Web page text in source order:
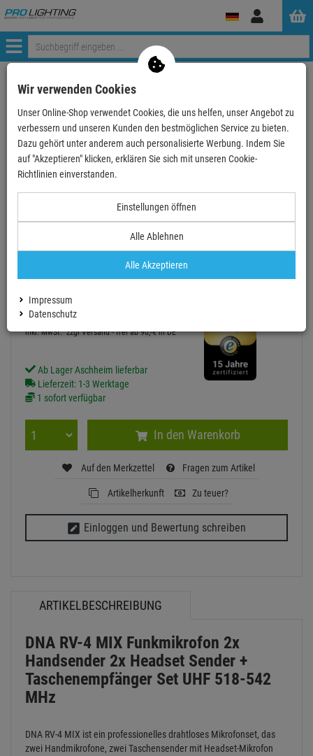
Anmelden
Menü
Weiter einkaufen ProLighting
DNA RV-4 MIX Funkmikrofon 2x Handsender 2x Headse…
DNA RV-4 MIX Funkmikrofon 2x Handsender 2x
Headset Sender + Taschenempfänger Set UHF
518-542 MHz
DNA1007
Finanzierung ab9,59 EUR/ Monat
209,90
inkl. MwSt. zzgl Versand - frei ab 90,-€ in DE
Ab Lager Aschheim lieferbar
Lieferzeit: 1-3 Werktage
1 sofort verfügbar
In den Warenkorb
Auf den Merkzettel Fragen zum Artikel
Artikelherkunft Zu teuer?
Einloggen und Bewertung schreiben
ARTIKELBESCHREIBUNG
DNA RV-4 MIX Funkmikrofon 2x
Handsender 2x Headset Sender +
Taschenempfänger Set UHF 518-542
MHz
DNA RV-4 MIX ist ein professionelles drahtloses Mikrofonset, das
zwei Handmikrofone, zwei Taschensender mit Headset-Mikrofon
Wir verwenden Cookies
Unser Online-Shop verwendet Cookies, die uns helfen, unser Angebot zu
verbessern und unseren Kunden den bestmöglichen Service zu bieten.
Dazu gehört unter anderem auch personalisierte Werbung. Indem Sie
auf "Akzeptieren" klicken, erklären Sie sich mit unseren Cookie-
Richtlinien einverstanden.
Einstellungen öffnen
Alle Ablehnen
Alle Akzeptieren
Impressum
Datenschutz